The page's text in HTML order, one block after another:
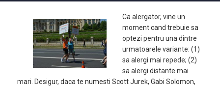
Ca alergator, vine un
moment cand trebuie sa
optezi pentru una dintre
urmatoarele variante: (1)
sa alergi mai repede; (2)
sa alergi distante mai
mari. Desigur, daca te numesti Scott Jurek, Gabi Solomon,